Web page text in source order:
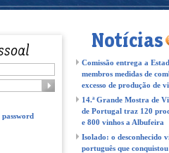
Comissão entrega a
membros medidas de
excesso de produção de
14.ª Grande Mostra de
de Portugal traz 120
e 800 vinhos a Albufeira
Isolado: o desconhecido
português que